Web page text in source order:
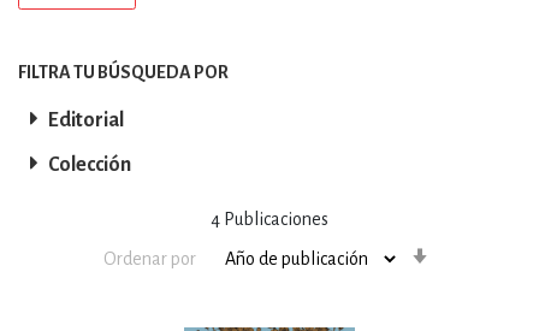
4 Publicaciones
Ordenar por
FILTRA TU BÚSQUEDA POR
Editorial
Colección